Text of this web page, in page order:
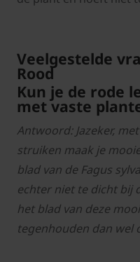
Veelgestelde
Rood
Kun je de rode
met vaste
Antwoord: Jazeker,
struiken maak je
blad van de Fagus
echter niet te dicht bij
het blad van deze
tegenhouden dan wel